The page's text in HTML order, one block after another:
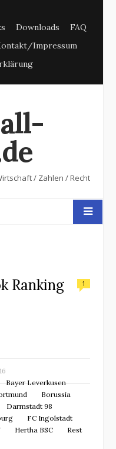
Downloads
FAQ
Impressum
/ Zahlen / Recht
Ranking
1
Bayer Leverkusen
Borussia
Darmstadt 98
FC Ingolstadt
Hertha BSC
Rest